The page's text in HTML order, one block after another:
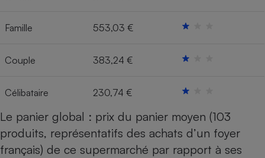
Famille 553,03 €
Couple 383,24 €
Célibataire 230,74 €
Le panier global : prix du panier moyen (103
produits, représentatifs des achats d’un foyer
français) de ce supermarché par rapport à ses